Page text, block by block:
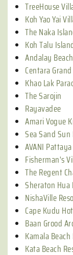
TreeHouse
Koh Yao Yai
The Naka
Koh Talu
Andalay
Centara
Khao Lak
The Sarojin
Rayavadee
Amari Vogue
Sea Sand
AVANI
Fisherman's
The Regent
Sheraton Hua
NishaVille
Cape Kudu
Baan Grood
Kamala
Kata Beach